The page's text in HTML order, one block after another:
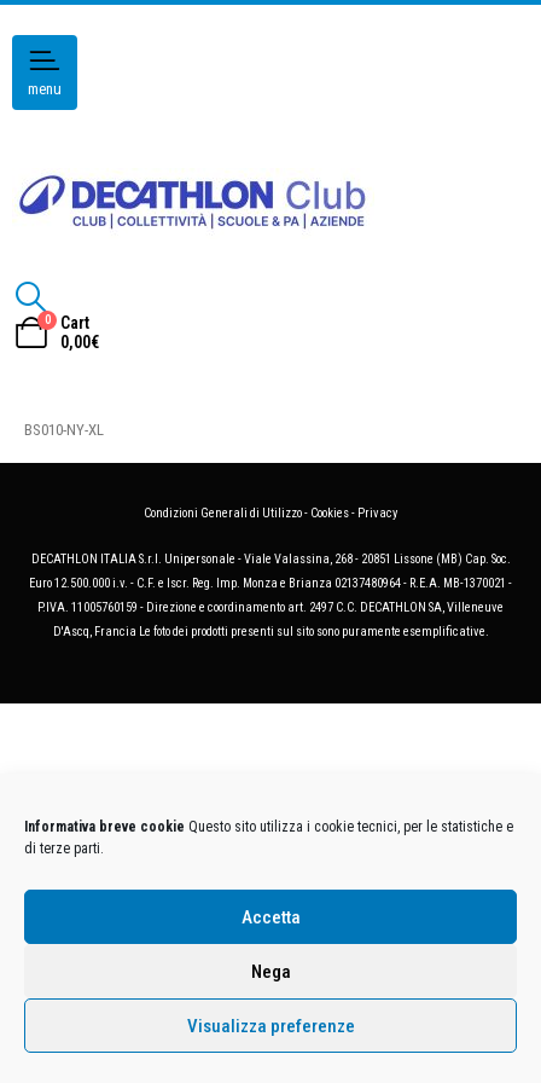
Informativa breve cookie Questo sito utilizza i cookie tecnici, per le statistiche e
di terze parti.
Accetta
Nega
Visualizza preferenze
menu
0
Cart
0,00€
BS010-NY-XL
Condizioni Generali di Utilizzo- Cookies- Privacy
DECATHLON ITALIA S.r.l. Unipersonale - Viale Valassina, 268 - 20851 Lissone (MB) Cap. Soc.
Euro 12.500.000 i.v. - C.F. e Iscr. Reg. Imp. Monza e Brianza 02137480964 - R.E.A. MB-1370021 -
P.IVA. 11005760159 - Direzione e coordinamento art. 2497 C.C. DECATHLON SA, Villeneuve
D'Ascq, Francia Le foto dei prodotti presenti sul sito sono puramente esemplificative.